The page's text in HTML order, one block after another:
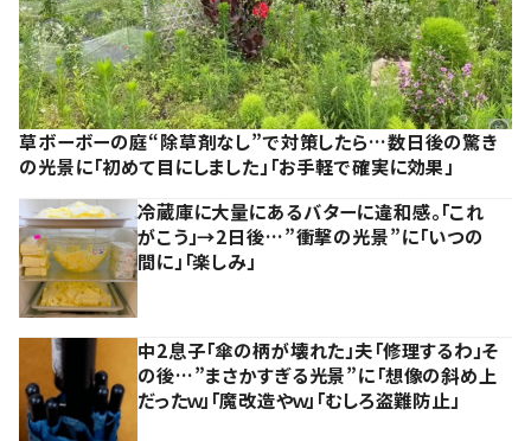
草ボーボーの庭“除草剤なし”で対策したら…数日後の驚き
の光景に「初めて目にしました」「お手軽で確実に効果」
冷蔵庫に大量にあるバターに違和感。「これ
がこう」→2日後…”衝撃の光景”に「いつの
間に」「楽しみ」
中2息子「傘の柄が壊れた」夫「修理するわ」そ
の後…”まさかすぎる光景”に「想像の斜め上
だったｗ」「魔改造やｗ」「むしろ盗難防止」